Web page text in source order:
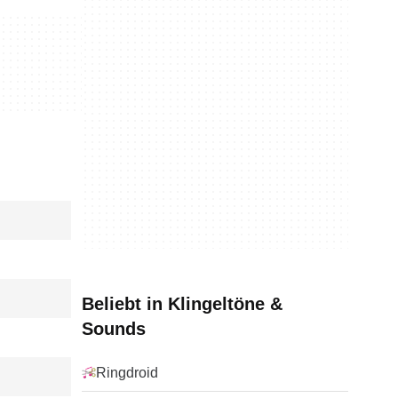
Beliebt in Klingeltöne &
Sounds
Ringdroid